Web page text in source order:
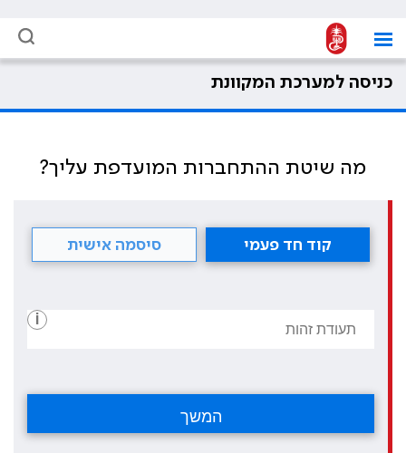
כניסה למערכת המקוונת
מה שיטת ההתחברות המועדפת עליך?
קוד חד פעמי סיסמה אישית
i